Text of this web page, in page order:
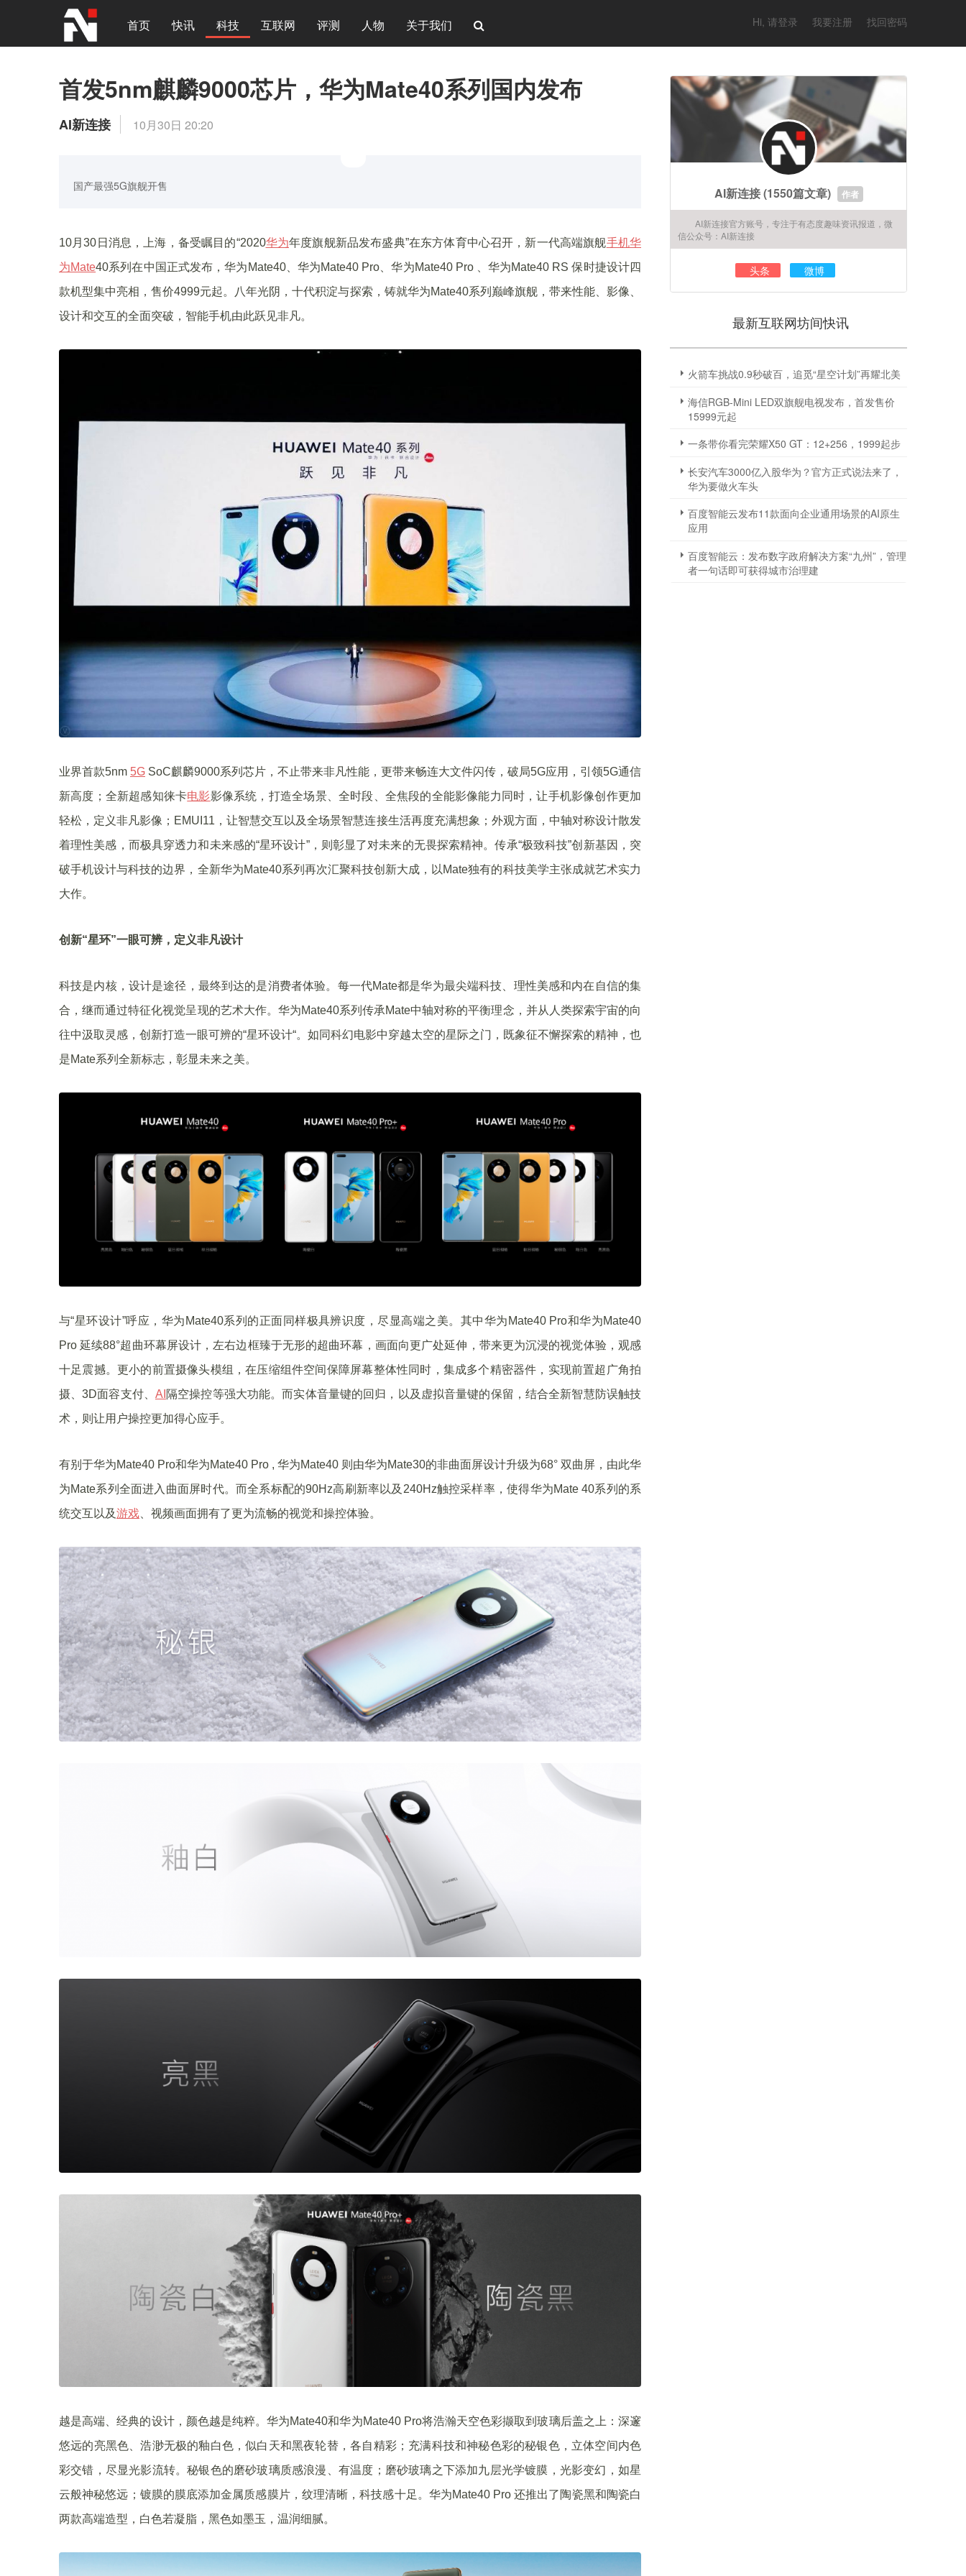
首页 快讯 科技 互联网 评测 人物 关于我们 Hi, 请登录 我要注册 找回密码
首发5nm麒麟9000芯片，华为Mate40系列国内发布
AI新连接 10月30日 20:20
国产最强5G旗舰开售
10月30日消息，上海，备受瞩目的“2020华为年度旗舰新品发布盛典”在东方体育中心召开，新一代高端旗舰手机华
为Mate40系列在中国正式发布，华为Mate40、华为Mate40 Pro、华为Mate40 Pro 、华为Mate40 RS 保时捷设计四
款机型集中亮相，售价4999元起。八年光阴，十代积淀与探索，铸就华为Mate40系列巅峰旗舰，带来性能、影像、
设计和交互的全面突破，智能手机由此跃见非凡。
业界首款5nm 5G SoC麒麟9000系列芯片，不止带来非凡性能，更带来畅连大文件闪传，破局5G应用，引领5G通信
新高度；全新超感知徕卡电影影像系统，打造全场景、全时段、全焦段的全能影像能力同时，让手机影像创作更加
轻松，定义非凡影像；EMUI11，让智慧交互以及全场景智慧连接生活再度充满想象；外观方面，中轴对称设计散发
着理性美感，而极具穿透力和未来感的“星环设计”，则彰显了对未来的无畏探索精神。传承“极致科技”创新基因，突
破手机设计与科技的边界，全新华为Mate40系列再次汇聚科技创新大成，以Mate独有的科技美学主张成就艺术实力
大作。
创新“星环”一眼可辨，定义非凡设计
科技是内核，设计是途径，最终到达的是消费者体验。每一代Mate都是华为最尖端科技、理性美感和内在自信的集
合，继而通过特征化视觉呈现的艺术大作。华为Mate40系列传承Mate中轴对称的平衡理念，并从人类探索宇宙的向
往中汲取灵感，创新打造一眼可辨的“星环设计“。如同科幻电影中穿越太空的星际之门，既象征不懈探索的精神，也
是Mate系列全新标志，彰显未来之美。
与“星环设计”呼应，华为Mate40系列的正面同样极具辨识度，尽显高端之美。其中华为Mate40 Pro和华为Mate40
Pro 延续88°超曲环幕屏设计，左右边框臻于无形的超曲环幕，画面向更广处延伸，带来更为沉浸的视觉体验，观感
十足震撼。更小的前置摄像头模组，在压缩组件空间保障屏幕整体性同时，集成多个精密器件，实现前置超广角拍
摄、3D面容支付、 AI 隔空操控等强大功能。而实体音量键的回归，以及虚拟音量键的保留，结合全新智慧防误触技
术，则让用户操控更加得心应手。
有别于华为Mate40 Pro和华为Mate40 Pro , 华为Mate40 则由华为Mate30的非曲面屏设计升级为68° 双曲屏，由此华
为Mate系列全面进入曲面屏时代。而全系标配的90Hz高刷新率以及240Hz触控采样率，使得华为Mate 40系列的系
统交互以及游戏 、视频画面拥有了更为流畅的视觉和操控体验。
越是高端、经典的设计，颜色越是纯粹。华为Mate40和华为Mate40 Pro将浩瀚天空色彩撷取到玻璃后盖之上：深邃
悠远的亮黑色、浩渺无极的釉白色，似白天和黑夜轮替，各自精彩；充满科技和神秘色彩的秘银色，立体空间内色
彩交错，尽显光影流转。秘银色的磨砂玻璃质感浪漫、有温度；磨砂玻璃之下添加九层光学镀膜，光影变幻，如星
云般神秘悠远；镀膜的膜底添加金属质感膜片，纹理清晰，科技感十足。华为Mate40 Pro 还推出了陶瓷黑和陶瓷白
两款高端造型，白色若凝脂，黑色如墨玉，温润细腻。
AI新连接(1550篇文章) 作者
AI新连接官方账号，专注于有态度趣味资讯报道，微
信公众号：AI新连接
头条 微博
最新互联网坊间快讯
火箭车挑战0.9秒破百，追觅“星空计划”再耀北美
海信RGB-Mini LED双旗舰电视发布，首发售价
15999元起
一条带你看完荣耀X50 GT：12+256，1999起步
长安汽车3000亿入股华为？官方正式说法来了，
华为要做火车头
百度智能云发布11款面向企业通用场景的AI原生
应用
百度智能云：发布数字政府解决方案“九州”，管理
者一句话即可获得城市治理建